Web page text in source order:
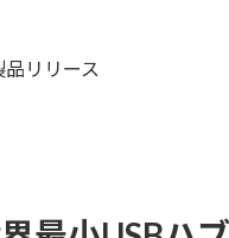
品リリース